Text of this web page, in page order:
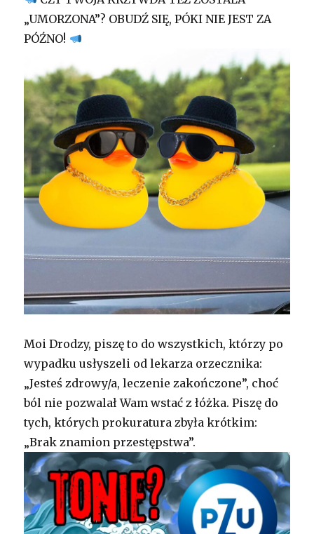
„UMORZONA”? OBUDŹ SIĘ, PÓKI NIE JEST ZA
PÓŹNO!
Moi Drodzy, piszę to do wszystkich, którzy po
wypadku usłyszeli od lekarza orzecznika:
„Jesteś zdrowy/a, leczenie zakończone”, choć
ból nie pozwalał Wam wstać z łóżka. Piszę do
tych, których prokuratura zbyła krótkim:
„Brak znamion przestępstwa”.